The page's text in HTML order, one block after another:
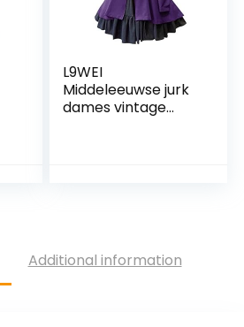
L9WEI
Middeleeuwse jurk
dames vintage
Additional information